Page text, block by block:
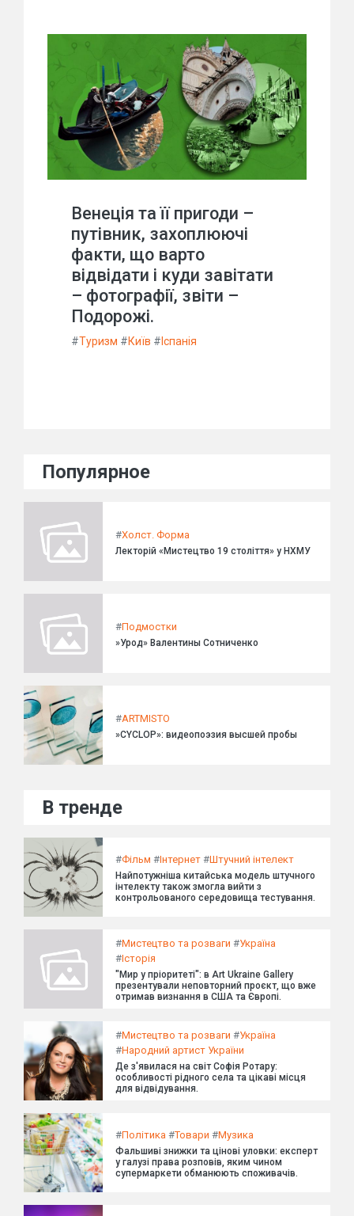
Венеція та її пригоди –
путівник, захоплюючі
факти, що варто
відвідати і куди завітати
– фотографії, звіти –
Подорожі.
#Туризм #Київ # Іспанія
Популярное
#Холст. Форма
Лекторій «Мистецтво 19 століття» у НХМУ
#Подмостки
»Урод» Валентины Сотниченко
#ARTMISTO
»CYCLOP»: видеопоэзия высшей пробы
В тренде
#Фільм #Інтернет #Штучний інтелект
Найпотужніша китайська модель штучного
інтелекту також змогла вийти з
контрольованого середовища тестування.
#Мистецтво та розваги #Україна
#Історія
"Мир у пріоритеті": в Art Ukraine Gallery
презентували неповторний проєкт, що вже
отримав визнання в США та Європі.
#Мистецтво та розваги #Україна
#Народний артист України
Де з'явилася на світ Софія Ротару:
особливості рідного села та цікаві місця
для відвідування.
#Політика #Товари #Музика
Фальшиві знижки та цінові уловки: експерт
у галузі права розповів, яким чином
супермаркети обманюють споживачів.